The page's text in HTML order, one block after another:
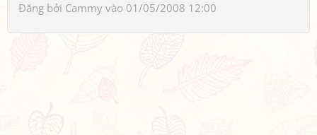
Đăng bởi Cammy vào 01/05/2008 12:00